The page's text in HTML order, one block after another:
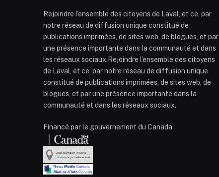
Rejoindre l’ensemble des citoyens de Laval, et ce, par
notre réseau de diffusion unique constitué de
publications imprimées, de sites web, de blogues, et par
une présence importante dans la communauté et dans
les réseaux sociaux.Rejoindre l’ensemble des citoyens
de Laval, et ce, par notre réseau de diffusion unique
constitué de publications imprimées, de sites web, de
blogues, et par une présence importante dans la
communauté et dans les réseaux sociaux.
Financé par le gouvernement du Canada